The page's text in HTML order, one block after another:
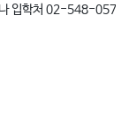
입학처 02-548-0570